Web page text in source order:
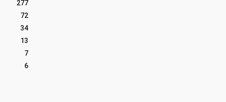
277
72
34
13
7
6